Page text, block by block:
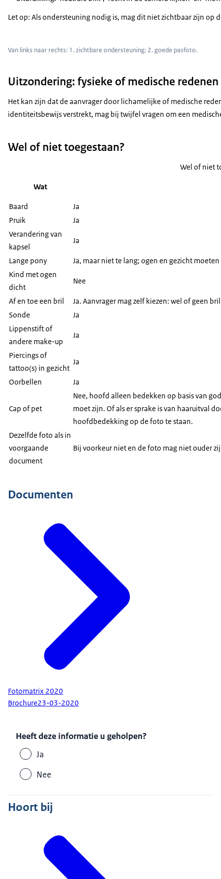
Let op: Als ondersteuning nodig is, mag dit niet zichtbaar zijn
Van links naar rechts: 1. zichtbare ondersteuning; 2. goede pasfoto.
Uitzondering: fysieke of medische redenen
Het kan zijn dat de aanvrager door lichamelijke of medische
identiteitsbewijs verstrekt, mag bij twijfel vragen om een
Wel of niet toegestaan?
Wel of niet
Wat
Baard
Ja
Pruik
Ja
Verandering van
kapsel
Ja
Lange pony
Ja, maar niet te lang; ogen en gezicht
Kind met ogen
dicht
Nee
Af en toe een bril
Ja. Aanvrager mag zelf kiezen: wel of geen bril
Sonde
Ja
Lippenstift of
andere make-up
Ja
Piercings of
tattoo(s) in gezicht
Ja
Oorbellen Ja
Cap of pet
Nee, hoofd alleen bedekken op basis van
moet zijn. Of als er sprake is van haaruitval
hoofdbedekking op de foto te staan.
Dezelfde foto als in
voorgaande
document
Bij voorkeur niet en de foto mag niet ouder
Documenten
Fotomatrix 2020
Brochure23-03-2020
Heeft deze informatie u geholpen?
Ja
Nee
Hoort bij